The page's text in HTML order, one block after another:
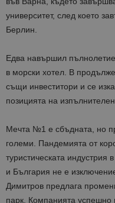
университет, след което
Берлин.
Едва навършил
в морски хотел. В
същи инвеститори и се
позицията на изпълнителен
Мечта №1 е сбъдната, но
големи. Пандемията от
туристическата индустрия
и България не е
Димитров предлага
парк. Компанията успешно